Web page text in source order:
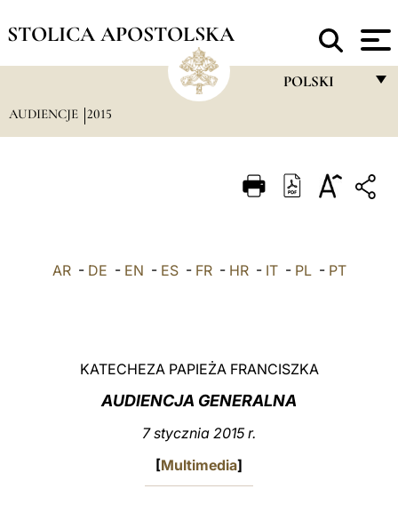
STOLICA APOSTOLSKA
POLSKI
ITALIANO
中文
AUDIENCJE 2015
AR- DE - EN - ES- FR- HR- IT- PL- PT
KATECHEZA PAPIEŻA FRANCISZKA
AUDIENCJA GENERALNA
7 stycznia 2015 r.
[Multimedia]